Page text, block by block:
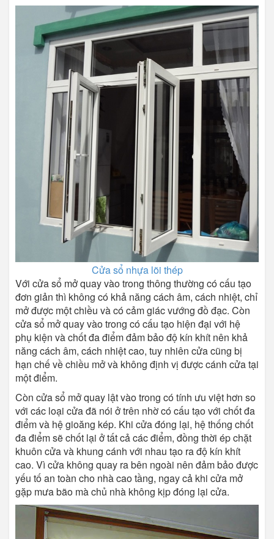
Cửa sổ nhựa lõi thép
Với cửa sổ mở quay vào trong thông thường có cấu tạo
đơn giản thì không có khả năng cách âm, cách nhiệt, chỉ
mở được một chiều và có cảm giác vướng đồ đạc. Còn
cửa sổ mở quay vào trong có cấu tạo hiện đại với hệ
phụ kiện và chốt đa điểm đảm bảo độ kín khít nên khả
năng cách âm, cách nhiệt cao, tuy nhiên cửa cũng bị
hạn chế về chiều mở và không định vị được cánh cửa tại
một điểm.
Còn cửa sổ mở quay lật vào trong có tính ưu việt hơn so
với các loại cửa đã nói ở trên nhờ có cấu tạo với chốt đa
điểm và hệ gioăng kép. Khi cửa đóng lại, hệ thống chốt
đa điểm sẽ chốt lại ở tất cả các điểm, đồng thời ép chặt
khuôn cửa và khung cánh với nhau tạo ra độ kín khít
cao. Vì cửa không quay ra bên ngoài nên đảm bảo được
yếu tố an toàn cho nhà cao tầng, ngay cả khi cửa mở
gặp mưa bão mà chủ nhà không kịp đóng lại cửa.